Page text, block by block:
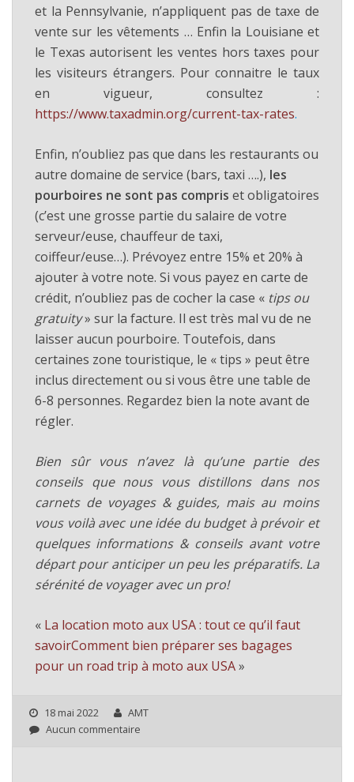
et la Pennsylvanie, n’appliquent pas de taxe de
vente sur les vêtements … Enfin la Louisiane et
le Texas autorisent les ventes hors taxes pour
les visiteurs étrangers. Pour connaitre le taux
en vigueur, consultez :
https://www.taxadmin.org/current-tax-rates.
Enfin, n’oubliez pas que dans les restaurants ou
autre domaine de service (bars, taxi ….), les
pourboires ne sont pas compris et obligatoires
(c’est une grosse partie du salaire de votre
serveur/euse, chauffeur de taxi,
coiffeur/euse…). Prévoyez entre 15% et 20% à
ajouter à votre note. Si vous payez en carte de
crédit, n’oubliez pas de cocher la case « tips ou
gratuity» sur la facture. Il est très mal vu de ne
laisser aucun pourboire. Toutefois, dans
certaines zone touristique, le « tips » peut être
inclus directement ou si vous être une table de
6-8 personnes. Regardez bien la note avant de
régler.
Bien sûr vous n’avez là qu’une partie des
conseils que nous vous distillons dans nos
carnets de voyages & guides, mais au moins
vous voilà avec une idée du budget à prévoir et
quelques informations & conseils avant votre
départ pour anticiper un peu les préparatifs. La
sérénité de voyager avec un pro!
« La location moto aux USA : tout ce qu’il faut
savoirComment bien préparer ses bagages
pour un road trip à moto aux USA»
18 mai 2022
AMT
Aucun commentaire